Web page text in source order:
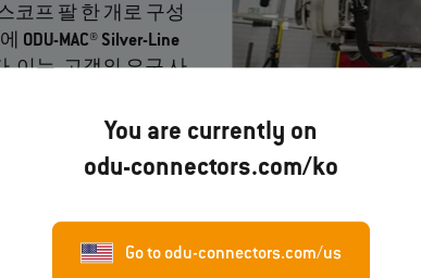
You are currently on
odu-connectors.com/ko
Go to odu-connectors.com/us
코프 팔 한 개로 구성
ODU-MAC® Silver-Line
이는, 고객의 요구 사
디어 전송을 위한 모
선에 강한 LCP 절연체